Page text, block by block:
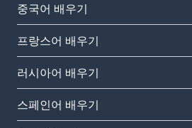
중국어 배우기
프랑스어 배우기
러시아어 배우기
스페인어 배우기